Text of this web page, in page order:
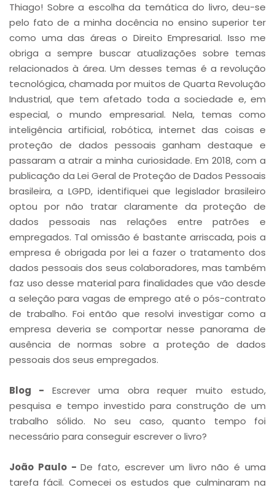
Thiago! Sobre a escolha da temática do livro, deu-se
pelo fato de a minha docência no ensino superior ter
como uma das áreas o Direito Empresarial. Isso me
obriga a sempre buscar atualizações sobre temas
relacionados à área. Um desses temas é a revolução
tecnológica, chamada por muitos de Quarta Revolução
Industrial, que tem afetado toda a sociedade e, em
especial, o mundo empresarial. Nela, temas como
inteligência artificial, robótica, internet das coisas e
proteção de dados pessoais ganham destaque e
passaram a atrair a minha curiosidade. Em 2018, com a
publicação da Lei Geral de Proteção de Dados Pessoais
brasileira, a LGPD, identifiquei que legislador brasileiro
optou por não tratar claramente da proteção de
dados pessoais nas relações entre patrões e
empregados. Tal omissão é bastante arriscada, pois a
empresa é obrigada por lei a fazer o tratamento dos
dados pessoais dos seus colaboradores, mas também
faz uso desse material para finalidades que vão desde
a seleção para vagas de emprego até o pós-contrato
de trabalho. Foi então que resolvi investigar como a
empresa deveria se comportar nesse panorama de
ausência de normas sobre a proteção de dados
pessoais dos seus empregados.
Blog - Escrever uma obra requer muito estudo,
pesquisa e tempo investido para construção de um
trabalho sólido. No seu caso, quanto tempo foi
necessário para conseguir escrever o livro?
João Paulo -De fato, escrever um livro não é uma
tarefa fácil. Comecei os estudos que culminaram na